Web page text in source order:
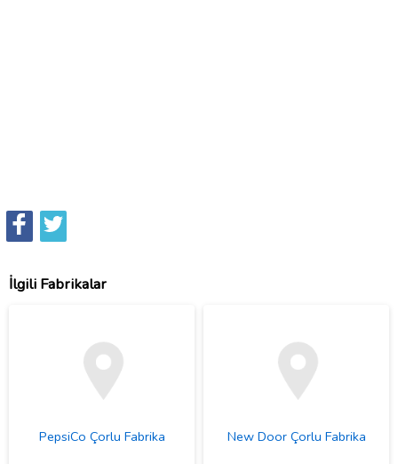
İlgili Fabrikalar
PepsiCo Çorlu Fabrika New Door Çorlu Fabrika